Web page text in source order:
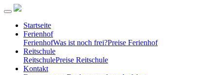
Startseite
Ferienhof
FerienhofWas ist noch frei?Preise Ferienhof
Reitschule
ReitschulePreise Reitschule
Kontakt